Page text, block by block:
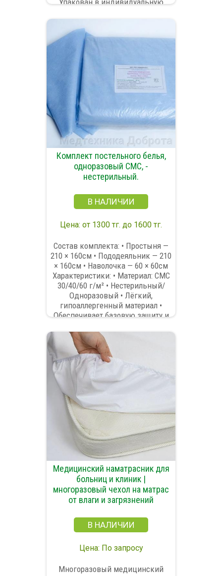
Упакован в индивидуальную
Комплект постельного белья,
одноразовый СМС, -
нестерильный.
В НАЛИЧИИ
Цена: от 1300 тг. до 1600 тг.
Состав комплекта: • Простыня —
210 × 160см • Пододеяльник — 210
× 160см • Наволочка — 60 × 60см
Характеристики: • Материал: СМС
30/40/60 г/м² • Нестерильный/
Одноразовый • Лёгкий,
гипоаллергенный материал •
Обеспечивает базовую защиту и
индивидуальный пакет (по
запросу
Медицинский наматрасник для
больниц и клиник |
многоразовый чехол на матрас
от влаги и загрязнений
В НАЛИЧИИ
Цена: По запросу
Многоразовый медицинский